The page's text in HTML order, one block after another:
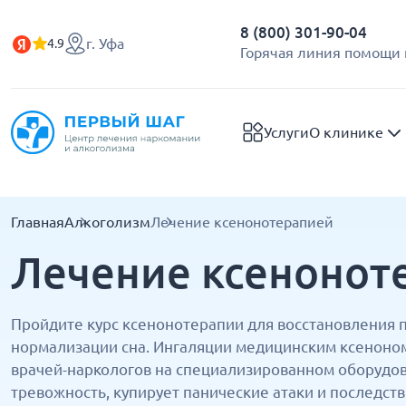
4.9 г. Уфа
8 (800) 301-90-04
Горячая линия помощи
УслугиО клинике
ГлавнаяАлкоголизмЛечение ксенонотерапией
Лечение
Пройдите курс ксенонотерапии для
нормализации сна. Ингаляции медицинским
врачей-наркологов на специализированном
тревожность, купирует панические атаки и